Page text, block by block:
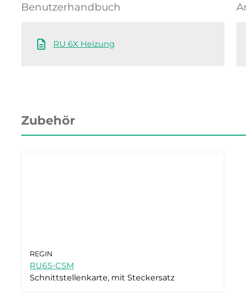
Benutzerhandbuch
RU 6X Heizung
Zubehör
REGIN
RU6S-CSM
Schnittstellenkarte, mit Steckersatz